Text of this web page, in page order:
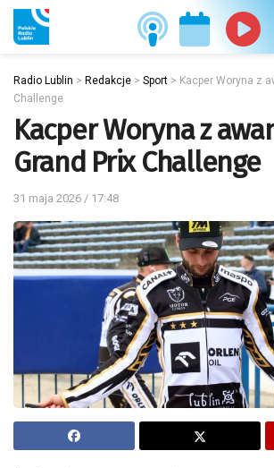
Radio Lublin > Redakcje > Sport > Kacper Woryna z
Challenge
Kacper Woryna z
Grand Prix Challenge
31 maja 2026 / 17:48